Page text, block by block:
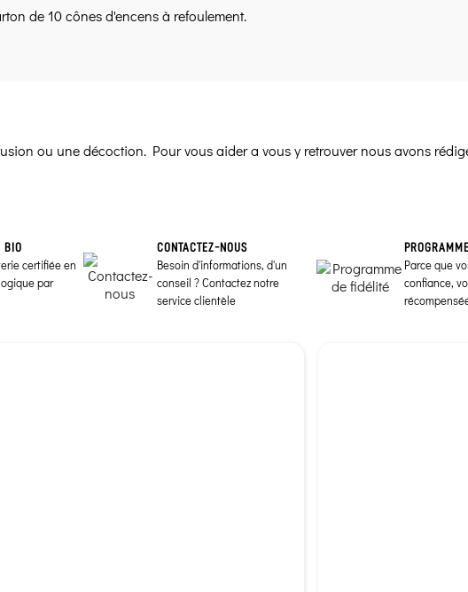
de 10 cônes d'encens à refoulement.
ou une décoction. Pour vous aider a vous y retrouver nous avons
BIO
certifiée en
par
CONTACTEZ-NOUS
Besoin d'informations, d'un
conseil ? Contactez notre
service clientèle
Parce que
confiance,